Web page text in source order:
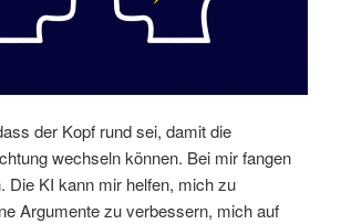
der Kopf rund sei, damit die
wechseln können. Bei mir fangen
Die KI kann mir helfen, mich zu
Argumente zu verbessern, mich auf